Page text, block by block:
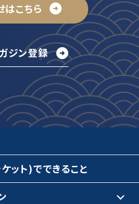
こちら
ジン登録
ト)でできること